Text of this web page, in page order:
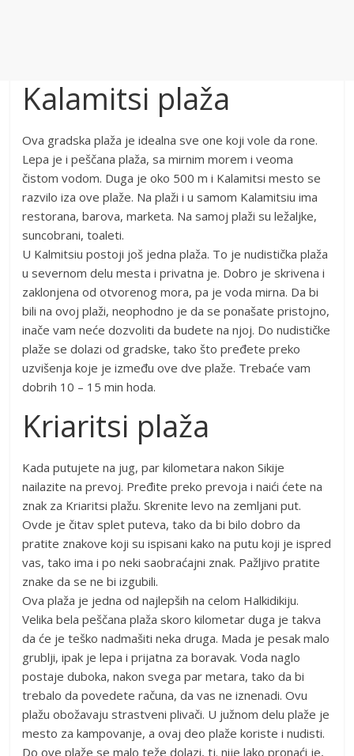
Kalamitsi plaža
Ova gradska plaža je idealna sve one koji vole da rone.
Lepa je i peščana plaža, sa mirnim morem i veoma
čistom vodom. Duga je oko 500 m i Kalamitsi mesto se
razvilo iza ove plaže. Na plaži i u samom Kalamitsiu ima
restorana, barova, marketa. Na samoj plaži su ležaljke,
suncobrani, toaleti.
U Kalmitsiu postoji još jedna plaža. To je nudistička plaža
u severnom delu mesta i privatna je. Dobro je skrivena i
zaklonjena od otvorenog mora, pa je voda mirna. Da bi
bili na ovoj plaži, neophodno je da se ponašate pristojno,
inače vam neće dozvoliti da budete na njoj. Do nudističke
plaže se dolazi od gradske, tako što pređete preko
uzvišenja koje je između ove dve plaže. Trebaće vam
dobrih 10 – 15 min hoda.
Kriaritsi plaža
Kada putujete na jug, par kilometara nakon Sikije
nailazite na prevoj. Pređite preko prevoja i naići ćete na
znak za Kriaritsi plažu. Skrenite levo na zemljani put.
Ovde je čitav splet puteva, tako da bi bilo dobro da
pratite znakove koji su ispisani kako na putu koji je ispred
vas, tako ima i po neki saobraćajni znak. Pažljivo pratite
znake da se ne bi izgubili.
Ova plaža je jedna od najlepših na celom Halkidikiju.
Velika bela peščana plaža skoro kilometar duga je takva
da će je teško nadmašiti neka druga. Mada je pesak malo
grublji, ipak je lepa i prijatna za boravak. Voda naglo
postaje duboka, nakon svega par metara, tako da bi
trebalo da povedete računa, da vas ne iznenadi. Ovu
plažu obožavaju strastveni plivači. U južnom delu plaže je
mesto za kampovanje, a ovaj deo plaže koriste i nudisti.
Do ove plaže se malo teže dolazi, tj. nije lako pronaći je,